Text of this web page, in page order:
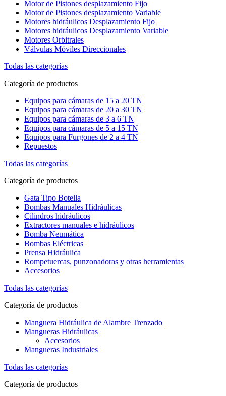
Motor de Pistones desplazamiento Fijo
Motor de Pistones desplazamiento Variable
Motores hidráulicos Desplazamiento Fijo
Motores hidráulicos Desplazamiento Variable
Motores Orbitrales
Válvulas Móviles Direccionales
Todas las categorías
Categoría de productos
Equipos para cámaras de 15 a 20 TN
Equipos para cámaras de 20 a 30 TN
Equipos para cámaras de 3 a 6 TN
Equipos para cámaras de 5 a 15 TN
Equipos para Furgones de 2 a 4 TN
Repuestos
Todas las categorías
Categoría de productos
Gata Tipo Botella
Bombas Manuales Hidráulicas
Cilindros hidráulicos
Extractores manuales e hidráulicos
Bomba Neumática
Bombas Eléctricas
Prensa Hidráulica
Rompetuercas, punzonadoras y otras herramientas
Accesorios
Todas las categorías
Categoría de productos
Manguera Hidráulica de Alambre Trenzado
Mangueras Hidráulicas
Accesorios
Mangueras Industriales
Todas las categorías
Categoría de productos